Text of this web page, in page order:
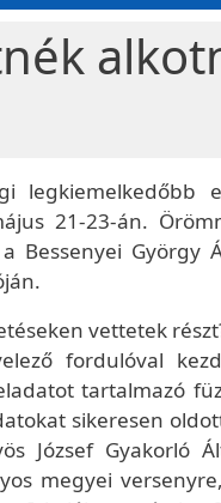
legkiemelkedőbb
21-23-án.
Bessenyei
vettetek
fordulóval
tartalmazó
sikeresen
József Gyakorló
megyei